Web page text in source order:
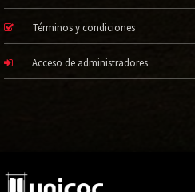
Términos y condiciones
Acceso de administradores